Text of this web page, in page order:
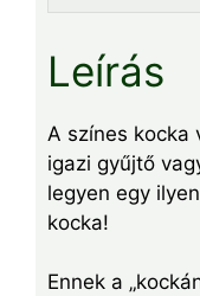
Leírás
A színes kocka
igazi gyűjtő
legyen egy
kocka!
Ennek a